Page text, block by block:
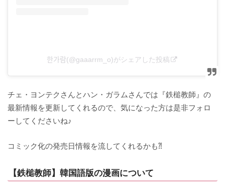
한가람(@gaaarrm_o)がシェアした投稿
チェ・ヨンテクさんとハン・ガラムさんでは『鉄槌教師』の
最新情報を更新してくれるので、気になった方は是非フォロ
ーしてくださいね♪
コミック化の発売日情報を流してくれるかも⁈
【鉄槌教師】韓国語版の漫画について